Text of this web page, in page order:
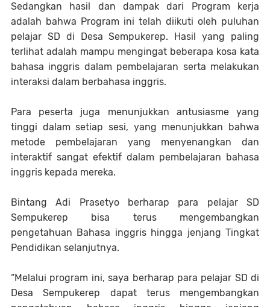
Sedangkan hasil dan dampak dari Program kerja
adalah bahwa Program ini telah diikuti oleh puluhan
pelajar SD di Desa Sempukerep. Hasil yang paling
terlihat adalah mampu mengingat beberapa kosa kata
bahasa inggris dalam pembelajaran serta melakukan
interaksi dalam berbahasa inggris.
Para peserta juga menunjukkan antusiasme yang
tinggi dalam setiap sesi, yang menunjukkan bahwa
metode pembelajaran yang menyenangkan dan
interaktif sangat efektif dalam pembelajaran bahasa
inggris kepada mereka.
Bintang Adi Prasetyo berharap para pelajar SD
Sempukerep bisa terus mengembangkan
pengetahuan Bahasa inggris hingga jenjang Tingkat
Pendidikan selanjutnya.
“Melalui program ini, saya berharap para pelajar SD di
Desa Sempukerep dapat terus mengembangkan